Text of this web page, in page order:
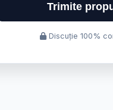
Trimite
Discuție 100%